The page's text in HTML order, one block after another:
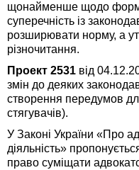
щонайменше щодо
суперечність із
розширювати норму, а
різночитання.
Проект 2531 від
змін до деяких
створення передумов
стягувачів).
У Законі України «Про
діяльність»
право суміщати